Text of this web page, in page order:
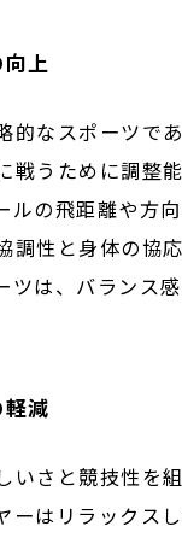
上
的なスポーツで
戦うために調整
ルの飛距離や方
調性と身体の協
ツは、バランス
減
いさと競技性を
ーはリラックス